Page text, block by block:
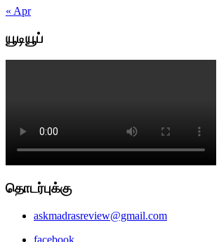
« Apr
யூடியூப்
தொடர்புக்கு
askmadrasreview@gmail.com